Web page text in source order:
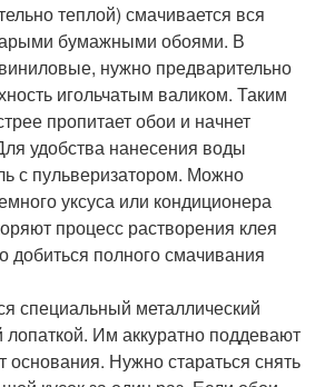
теплой) смачивается вся
бумажными обоями. В
нужно предварительно
игольчатым валиком. Таким
пропитает обои и начнет
удобства нанесения воды
с пульверизатором. Можно
уксуса или кондиционера
процесс растворения клея
полного смачивания
специальный металлический
лопаткой. Им аккуратно поддевают
основания. Нужно стараться снять